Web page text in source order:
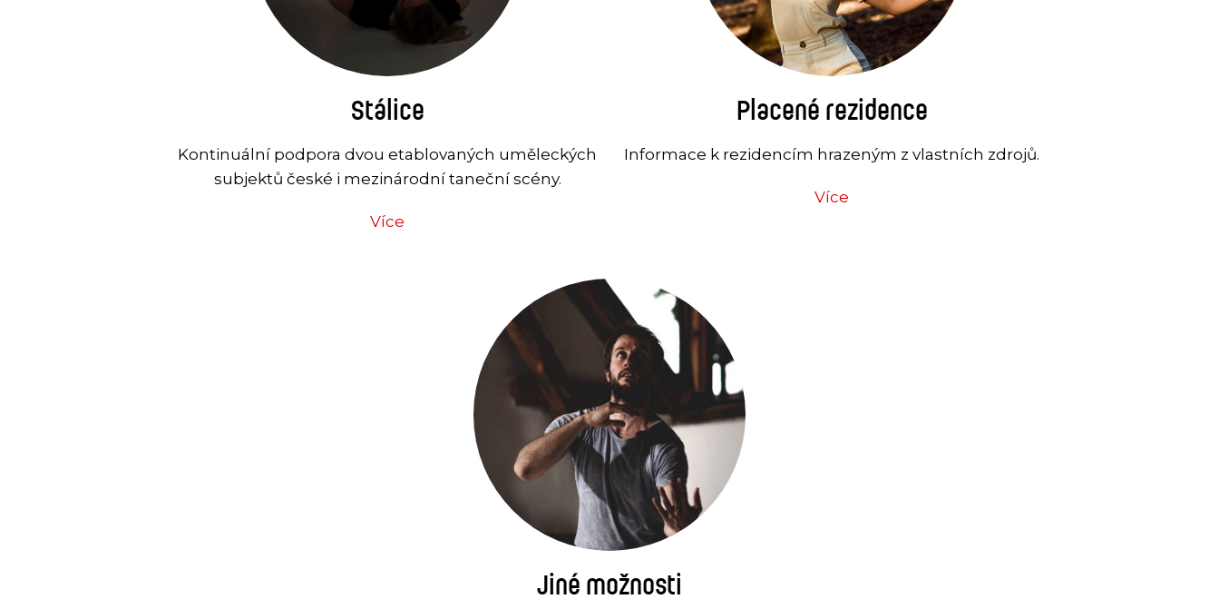
Stálice
Kontinuální podpora dvou etablovaných uměleckých
subjektů české i mezinárodní taneční scény.
Více
Placené rezidence
Informace k rezidencím hrazeným z vlastních zdrojů.
Více
Jiné možnosti